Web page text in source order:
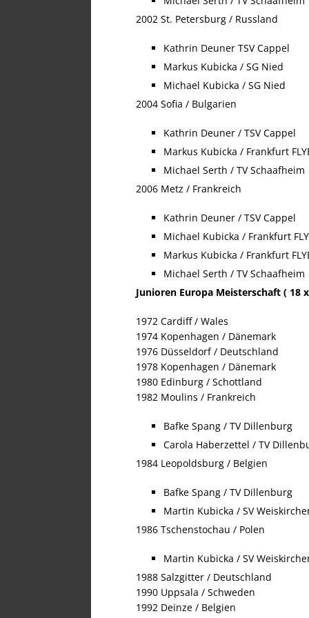
2002 St. Petersburg / Russland
Kathrin Deuner TSV Cappel
Markus Kubicka / SG Nied
Michael Kubicka / SG Nied
2004 Sofia / Bulgarien
Kathrin Deuner / TSV Cappel
Markus Kubicka / Frankfurt
Michael Serth / TV Schaafheim
2006 Metz / Frankreich
Kathrin Deuner / TSV Cappel
Michael Kubicka / Frankfurt
Markus Kubicka / Frankfurt
Michael Serth / TV Schaafheim
Junioren Europa Meisterschaft ( 18
1972 Cardiff / Wales
1974 Kopenhagen / Dänemark
1976 Düsseldorf / Deutschland
1978 Kopenhagen / Dänemark
1980 Edinburg / Schottland
1982 Moulins / Frankreich
Bafke Spang / TV Dillenburg
Carola Haberzettel / TV
1984 Leopoldsburg / Belgien
Bafke Spang / TV Dillenburg
Martin Kubicka / SV
1986 Tschenstochau / Polen
Martin Kubicka / SV
1988 Salzgitter / Deutschland
1990 Uppsala / Schweden
1992 Deinze / Belgien